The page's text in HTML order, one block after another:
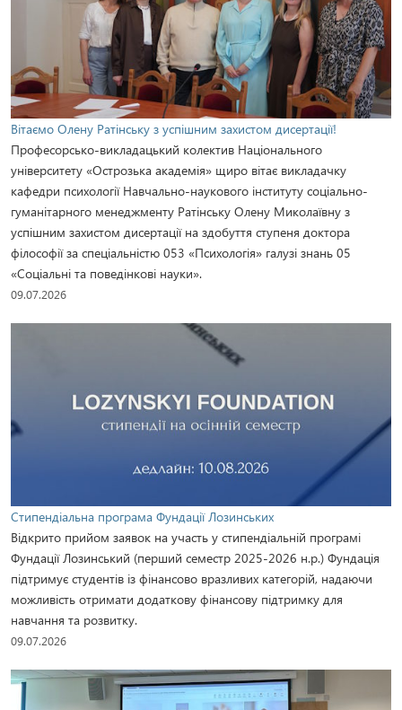
Вітаємо Олену Ратінську з успішним захистом дисертації!
Професорсько-викладацький колектив Національного
університету «Острозька академія» щиро вітає викладачку
кафедри психології Навчально-наукового інституту соціально-
гуманітарного менеджменту Ратінську Олену Миколаївну з
успішним захистом дисертації на здобуття ступеня доктора
філософії за спеціальністю 053 «Психологія» галузі знань 05
«Соціальні та поведінкові науки».
09.07.2026
Стипендіальна програма Фундації Лозинських
Відкрито прийом заявок на участь у стипендіальній програмі
Фундації Лозинський (перший семестр 2025-2026 н.р.) Фундація
підтримує студентів із фінансово вразливих категорій, надаючи
можливість отримати додаткову фінансову підтримку для
навчання та розвитку.
09.07.2026